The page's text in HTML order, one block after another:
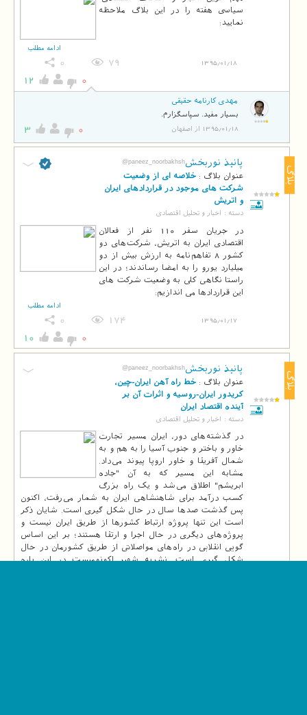
سیاسی هفته را در این بلاگ ملاحظه
نمایید:
ادامه مطلب
1395/01/18
79
0
0
12
مهدی کارنامه حقیقی
بسیار مفید. سپاسگزارم.
1395/01/18 از اصفهان 0
3
بلاگ
پانیذ نوربخش@paneez_noorbakhsh
عنوان بلاگ : خلاصه ای از وضعیت
شرکت های موجود در قراردادهای ایران
و اتریش
دسته : اخبار و تحلیل اقتصادی
در جریان سفر 110 نفر از فعالان
اقتصادی ایران به اتریش، شرکت‌های دو
کشور 8 تفاهم‌نامه به ارزش بیش از دو
میلیارد یورو را به امضا رساندند؛ در این
راستا نگاهی کلی به وضعیت شرکت های
این قراردادها می اندازیم:
ادامه مطلب
1395/01/17
174
0
0
10
بلاگ
پانیذ نوربخش@paneez_noorbakhsh
عنوان بلاگ : خط راه آهن ایران-چین،
کریدور ایران-روسیه و اثرات آن بر
آینده اقتصاد ایران
دسته : اخبار و تحلیل اقتصادی
در گذشته‌های دور، ایران مسیر تجارت
خاور و باختر و جنوب آسیا را به هم و به
شمال آفریقا و خاور اروپا پیوند می‌داد.
مشابه این مسیر که به آن "جاده
ابریشم" اطلاق می‌شد و یک راه بزرگ
کسب درآمد برای شاهنشاهی ایران به شمار می‌رفت، اکنون
پس گذشت صدها سال در حال شکل گیری است. شایان ذکر
است این تنها پروژه ارتباط کشورها از طریق ایران نیست و
پروژه‌های دیگری در حال اجرا و ارتقا هستند؛ بر این اساس
گویی انقلابی در راه‌های مواصلاتی از طریق کشورمان در حال
شکل گیری است. نشریه شهیر اکونومیست در این باره